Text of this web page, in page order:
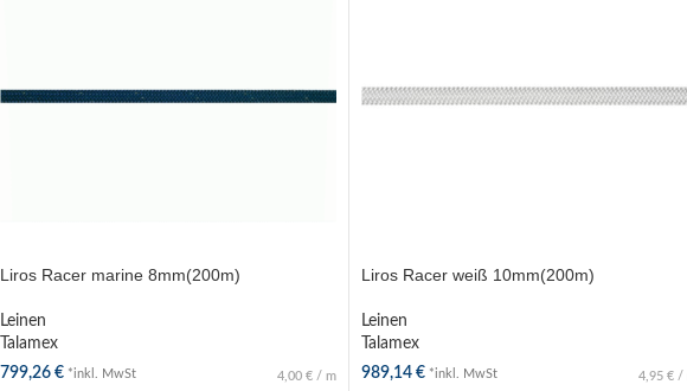
Liros Racer marine 8mm(200m)
Leinen
Talamex
799,26 € *inkl. MwSt 4,00 € / m
Liros Racer weiß 10mm(200m)
Leinen
Talamex
989,14 € *inkl. MwSt 4,95 € /